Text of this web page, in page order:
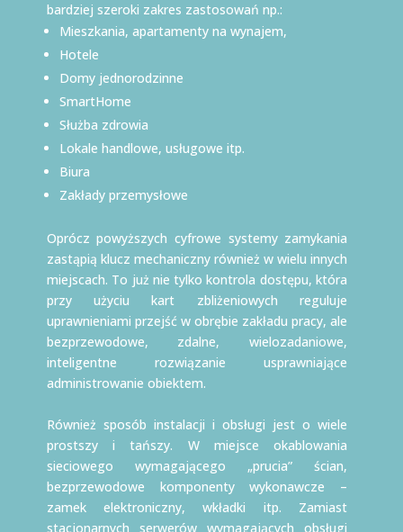
bardziej szeroki zakres zastosowań np.:
Mieszkania, apartamenty na wynajem,
Hotele
Domy jednorodzinne
SmartHome
Służba zdrowia
Lokale handlowe, usługowe itp.
Biura
Zakłady przemysłowe
Oprócz powyższych cyfrowe systemy zamykania
zastąpią klucz mechaniczny również w wielu innych
miejscach. To już nie tylko kontrola dostępu, która
przy użyciu kart zbliżeniowych reguluje
uprawnieniami przejść w obrębie zakładu pracy, ale
bezprzewodowe, zdalne, wielozadaniowe,
inteligentne rozwiązanie usprawniające
administrowanie obiektem.
Również sposób instalacji i obsługi jest o wiele
prostszy i tańszy. W miejsce okablowania
sieciowego wymagającego „prucia” ścian,
bezprzewodowe komponenty wykonawcze –
zamek elektroniczny, wkładki itp. Zamiast
stacjonarnych serwerów wymagających obsługi